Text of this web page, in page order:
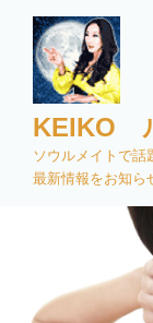
KEIKO
ソウルメイトで
最新情報をお知ら